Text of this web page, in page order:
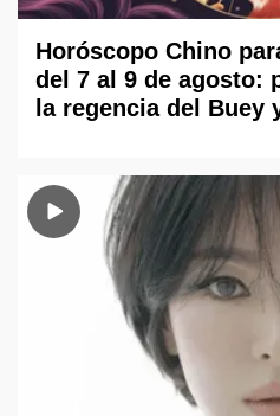
Horóscopo Chino
del 7 al 9 de agosto:
la regencia del Buey